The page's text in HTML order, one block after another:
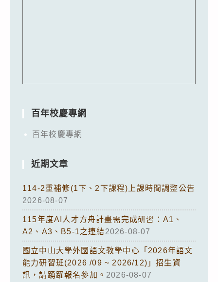
百年校慶專網
百年校慶專網
近期文章
114-2重補修(1下、2下課程)上課時間調整公告
2026-08-07
115年度AI人才方舟計畫需完成研習：A1、
A2、A3、B5-1之連結2026-08-07
國立中山大學外國語文教學中心「2026年語文
能力研習班(2026 /09 ~ 2026/12)」招生資
訊，請踴躍報名參加。 2026-08-07